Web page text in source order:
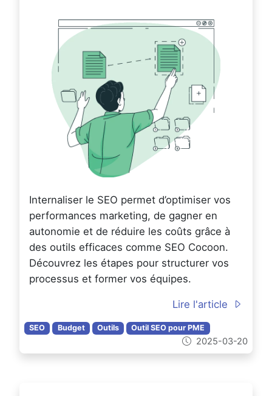
Internaliser le SEO permet d’optimiser vos
performances marketing, de gagner en
autonomie et de réduire les coûts grâce à
des outils efficaces comme SEO Cocoon.
Découvrez les étapes pour structurer vos
processus et former vos équipes.
Lire l'article
SEO Budget Outils Outil SEO pour PME
2025-03-20